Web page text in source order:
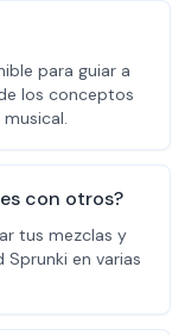
para guiar a
los conceptos
con otros?
tus mezclas y
en varias